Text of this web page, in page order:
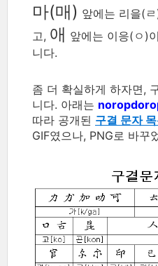
마(매) 앞에는 리을(
고, 애 앞에는 이응(ㅇ)
니다.
좀 더 확실하게 하자면,
니다. 아래는
따라 공개된 구결 문자
GIF였으나, PNG로 바꾸